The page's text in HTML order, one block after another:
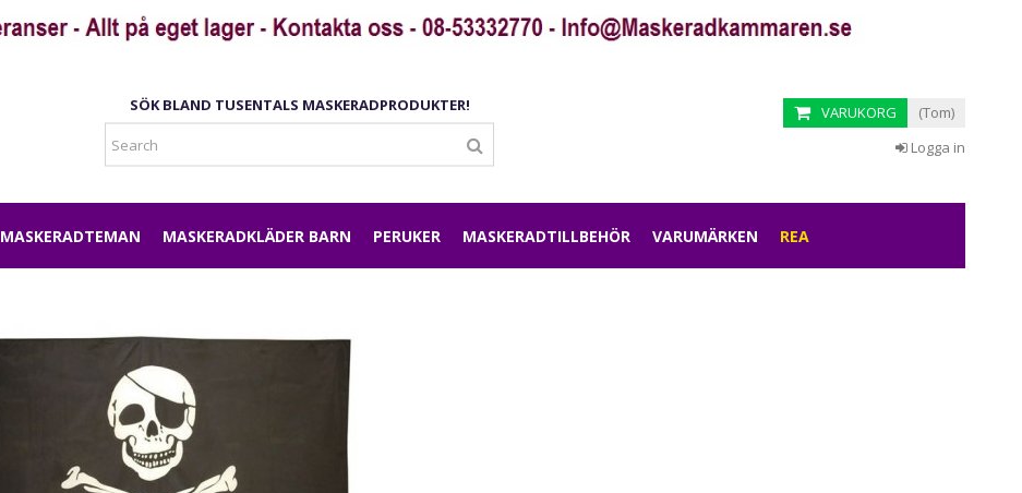
SÖK BLAND TUSENTALS MASKERADPRODUKTER! VARUKORG
(Tom)
Logga in
MASKERADTEMAN MASKERADKLÄDER BARN PERUKER MASKERADTILLBEHÖR VARUMÄRKEN REA